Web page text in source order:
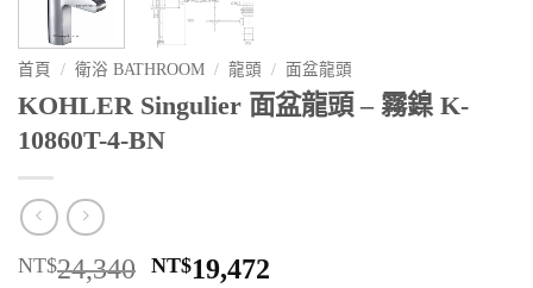
首頁 / 衛浴 BATHROOM / 龍頭 / 面盆龍頭
KOHLER Singulier 面盆龍頭 – 霧鎳 K-
10860T-4-BN
NT$24,340 原
NT$19,472